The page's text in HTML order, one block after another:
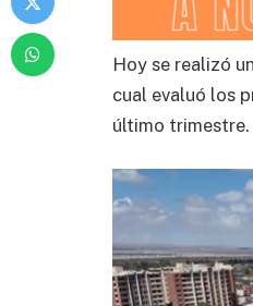
Hoy se realizó
cual evaluó los
último trimestre.